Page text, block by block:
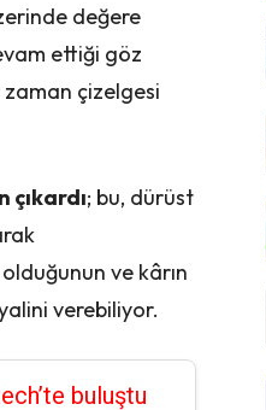
değere
ettiği göz
zaman çizelgesi
çıkardı; bu, dürüst
ve kârın
verebiliyor.
buluştu